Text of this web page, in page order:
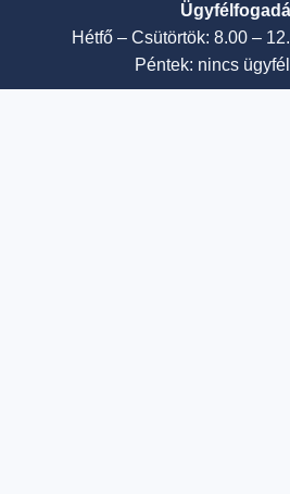
Hétfő – Csütörtök: 8.00 –
Péntek: nincs